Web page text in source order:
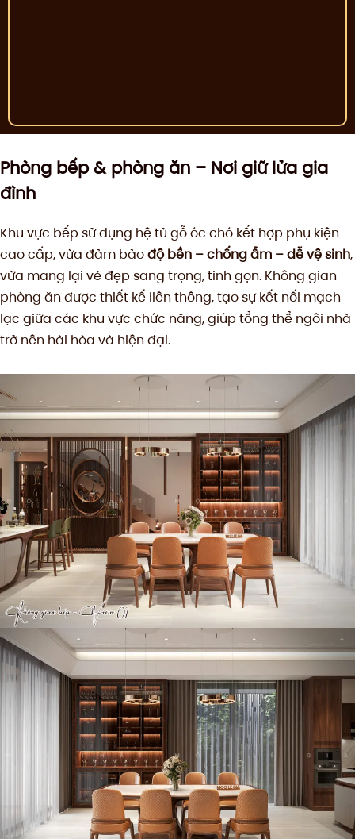
Phòng bếp & phòng ăn – Nơi giữ lửa gia
đình
Khu vực bếp sử dụng hệ tủ gỗ óc chó kết hợp phụ kiện
cao cấp, vừa đảm bảođộ bền – chống ẩm – dễ vệ sinh,
vừa mang lại vẻ đẹp sang trọng, tinh gọn. Không gian
phòng ăn được thiết kế liên thông, tạo sự kết nối mạch
lạc giữa các khu vực chức năng, giúp tổng thể ngôi nhà
trở nên hài hòa và hiện đại.